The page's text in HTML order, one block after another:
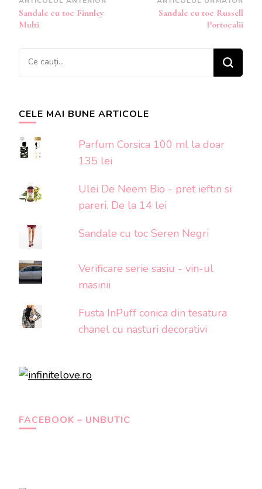
Navigare
în
Sandale cu toc Finnley
Multi
Sandale cu toc Russell
Portocalii
Cauți
ceva?
CELE MAI BUNE ARTICOLE
Parfum Corsica 100 ml la doar
135 lei
Ulei De Neem Bio - pret ieftin si
pareri. De la 14 lei
Sandale cu toc Seren Negri
Verificare serie sasiu - vin-ul
masinii
Fusta InPuff conica din tesatura
chanel cu nasturi decorativi
FACEBOOK – UNBUTIC